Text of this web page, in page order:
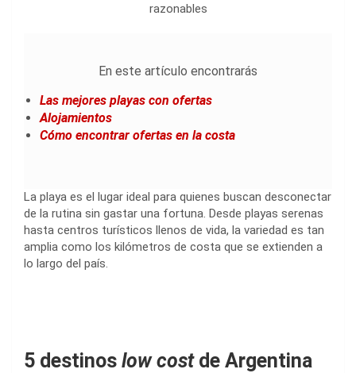
razonables
En este artículo encontrarás
Las mejores playas con ofertas
Alojamientos
Cómo encontrar ofertas en la costa
La playa es el lugar ideal para quienes buscan desconectar
de la rutina sin gastar una fortuna. Desde playas serenas
hasta centros turísticos llenos de vida, la variedad es tan
amplia como los kilómetros de costa que se extienden a
lo largo del país.
5 destinos low costde Argentina